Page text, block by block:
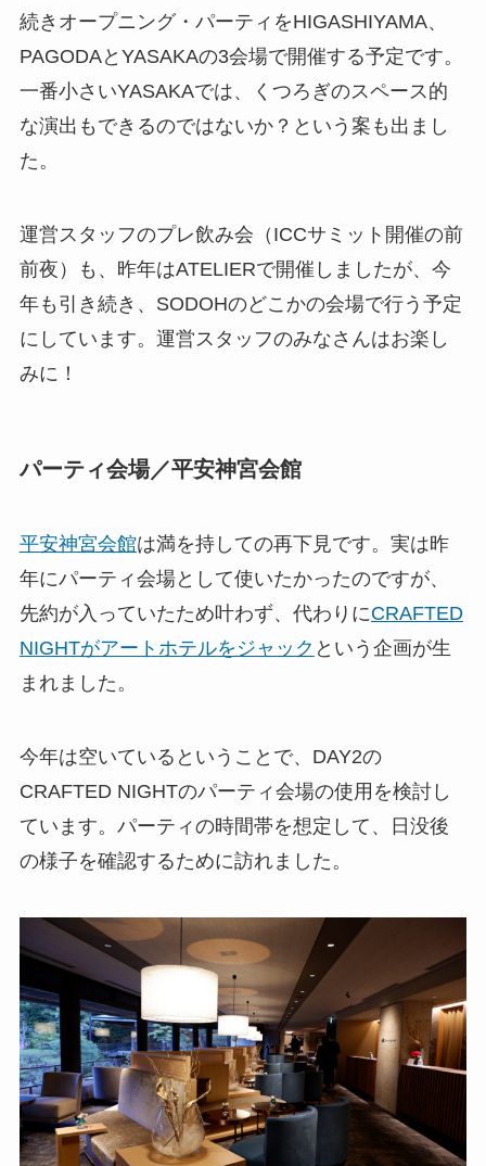
続きオープニング・パーティをHIGASHIYAMA、
PAGODAとYASAKAの3会場で開催する予定です。
一番小さいYASAKAでは、くつろぎのスペース的
な演出もできるのではないか？という案も出まし
た。
運営スタッフのプレ飲み会（ICCサミット開催の前
前夜）も、昨年はATELIERで開催しましたが、今
年も引き続き、SODOHのどこかの会場で行う予定
にしています。運営スタッフのみなさんはお楽し
みに！
パーティ会場／平安神宮会館
平安神宮会館は満を持しての再下見です。実は昨
年にパーティ会場として使いたかったのですが、
先約が入っていたため叶わず、代わりにCRAFTED
NIGHTがアートホテルをジャック という企画が生
まれました。
今年は空いているということで、DAY2の
CRAFTED NIGHTのパーティ会場の使用を検討し
ています。パーティの時間帯を想定して、日没後
の様子を確認するために訪れました。